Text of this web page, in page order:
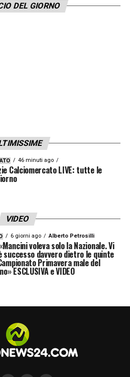
DEL GIORNO
46 minuti ago
Calciomercato LIVE: tutte le
VIDEO
6 giorni ago Alberto Petrosilli
voleva solo la Nazionale. Vi
successo davvero dietro le quinte
Primavera male del
ESCLUSIVA e VIDEO